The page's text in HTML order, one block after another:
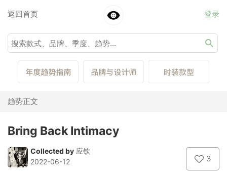
返回首页 登录
趋势正文
Bring Back Intimacy
Collected by 应钦
2022-06-12
3